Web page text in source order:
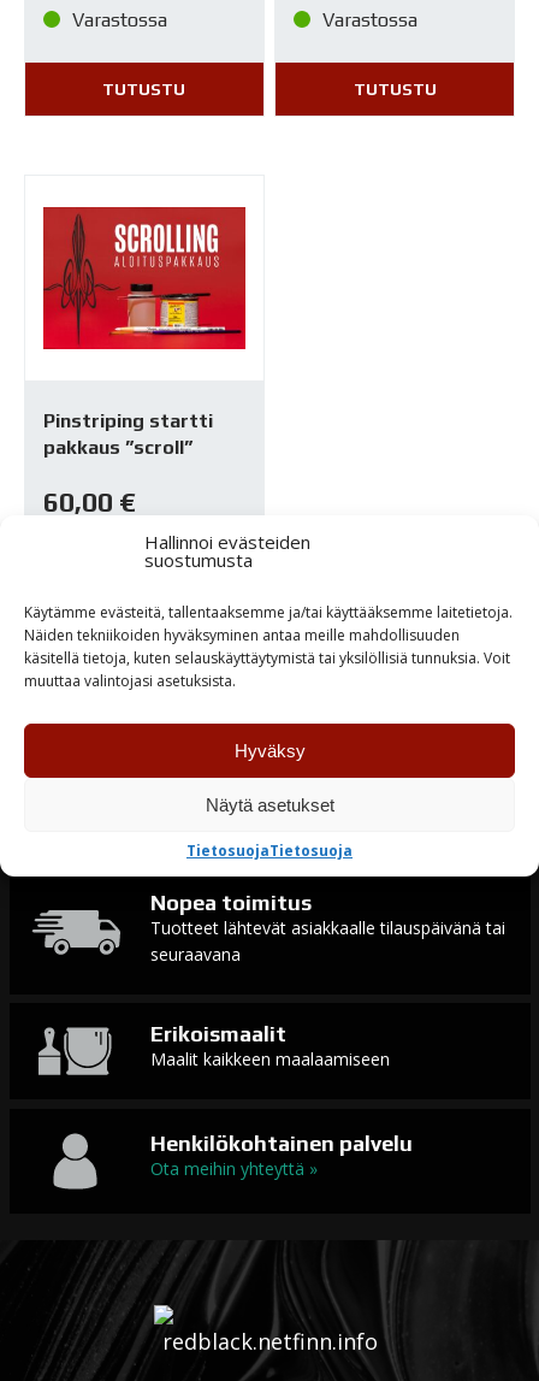
Hallinnoi evästeiden
suostumusta
Käytämme evästeitä, tallentaaksemme ja/tai käyttääksemme laitetietoja.
Näiden tekniikoiden hyväksyminen antaa meille mahdollisuuden
käsitellä tietoja, kuten selauskäyttäytymistä tai yksilöllisiä tunnuksia. Voit
muuttaa valintojasi asetuksista.
Hyväksy
Näytä asetukset
TietosuojaTietosuoja
Varastossa
TUTUSTU
Varastossa
TUTUSTU
Pinstriping startti
pakkaus ”scroll”
60,00 €
Varastossa
TUTUSTU
Tuotteiden saatavuus
Laaja varastotuotevalikoima
Nopea toimitus
Tuotteet lähtevät asiakkaalle tilauspäivänä tai
seuraavana
Erikoismaalit
Maalit kaikkeen maalaamiseen
Henkilökohtainen palvelu
Ota meihin yhteyttä »